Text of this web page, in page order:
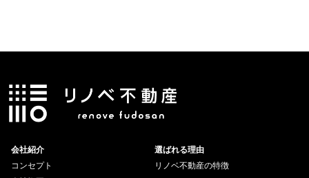
会社紹介
コンセプト
選ばれる理由
リノベ不動産の特徴